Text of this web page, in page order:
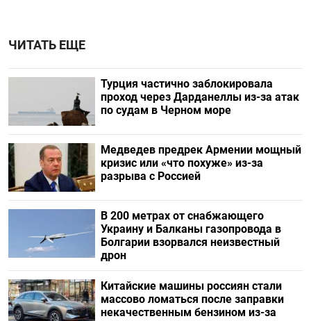
ЧИТАТЬ ЕЩЕ
Турция частично заблокировала
проход через Дарданеллы из-за атак
по судам в Черном море
Медведев предрек Армении мощный
кризис или «что похуже» из-за
разрыва с Россией
В 200 метрах от снабжающего
Украину и Балканы газопровода в
Болгарии взорвался неизвестный
дрон
Китайские машины россиян стали
массово ломаться после заправки
некачественным бензином из-за